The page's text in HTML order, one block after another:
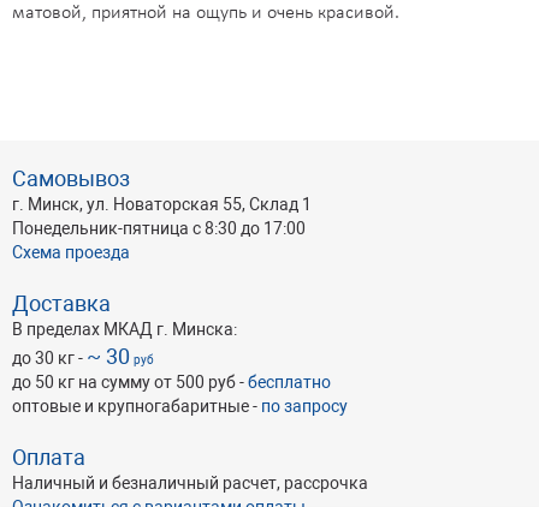
матовой, приятной на ощупь и очень красивой.
Самовывоз
г. Минск, ул. Новаторская 55, Склад 1
Понедельник-пятница с 8:30 до 17:00
Схема проезда
Доставка
В пределах МКАД г. Минска:
до 30 кг - ~ 30 руб
до 50 кг на сумму от 500 руб -бесплатно
оптовые и крупногабаритные - по запросу
Оплата
Наличный и безналичный расчет, рассрочка